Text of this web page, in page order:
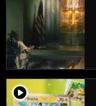
player2